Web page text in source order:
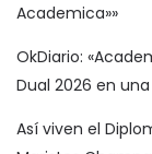
Academica»»
OkDiario:
Dual 2026 en
Así viven el